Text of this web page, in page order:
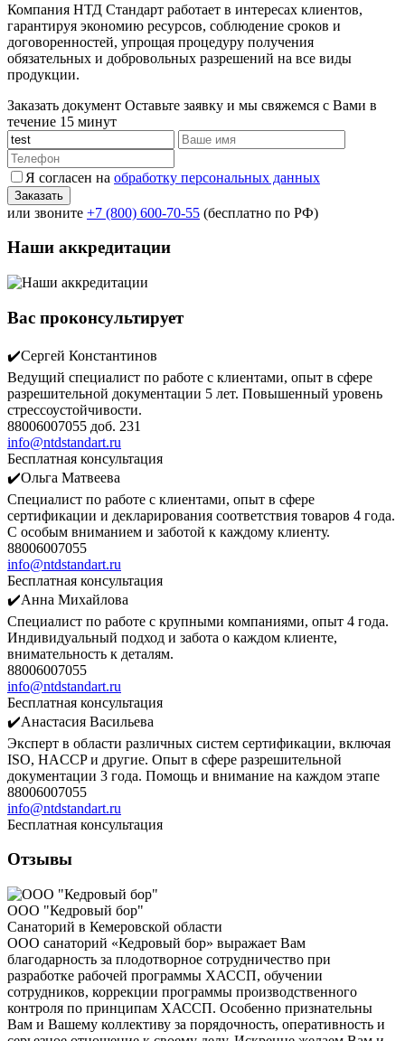
Компания НТД Стандарт работает в интересах клиентов,
гарантируя экономию ресурсов, соблюдение сроков и
договоренностей, упрощая процедуру получения
обязательных и добровольных разрешений на все виды
продукции.
Заказать документ Оставьте заявку и мы свяжемся с Вами в
течение 15 минут
Я согласен на обработку персональных данных
или звоните +7 (800) 600-70-55 (бесплатно по РФ)
Наши аккредитации
Вас проконсультирует
✔️Сергей Константинов
Ведущий специалист по работе с клиентами, опыт в сфере
разрешительной документации 5 лет. Повышенный уровень
стрессоустойчивости.
88006007055 доб. 231
info@ntdstandart.ru
Бесплатная консультация
✔️Ольга Матвеева
Специалист по работе с клиентами, опыт в сфере
сертификации и декларирования соответствия товаров 4 года.
С особым вниманием и заботой к каждому клиенту.
88006007055
info@ntdstandart.ru
Бесплатная консультация
✔️Анна Михайлова
Специалист по работе с крупными компаниями, опыт 4 года.
Индивидуальный подход и забота о каждом клиенте,
внимательность к деталям.
88006007055
info@ntdstandart.ru
Бесплатная консультация
✔️Анастасия Васильева
Эксперт в области различных систем сертификации, включая
ISO, HACCP и другие. Опыт в сфере разрешительной
документации 3 года. Помощь и внимание на каждом этапе
88006007055
info@ntdstandart.ru
Бесплатная консультация
Отзывы
ООО "Кедровый бор"
Санаторий в Кемеровской области
ООО санаторий «Кедровый бор» выражает Вам
благодарность за плодотворное сотрудничество при
разработке рабочей программы ХАССП, обучении
сотрудников, коррекции программы производственного
контроля по принципам ХАССП. Особенно признательны
Вам и Вашему коллективу за порядочность, оперативность и